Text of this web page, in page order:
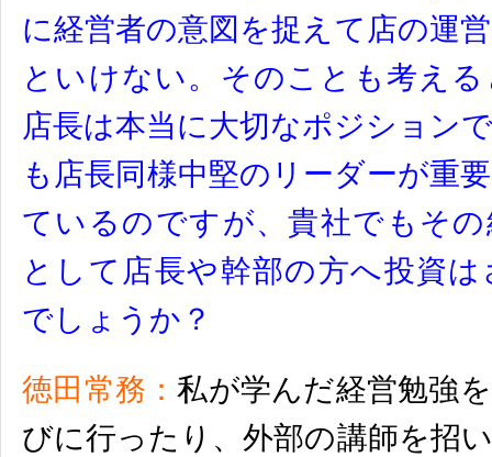
に経営者の意図を捉えて店の運
といけない。そのことも考え
店長は本当に大切なポジション
も店長同様中堅のリーダーが重
ているのですが、貴社でもそ
として店長や幹部の方へ投資
でしょうか？
徳田常務：私が学んだ経営勉強
びに行ったり、外部の講師を招